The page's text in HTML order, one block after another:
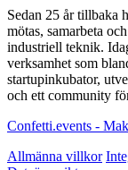
Sedan 25 år tillbaka
mötas, samarbeta
industriell teknik.
verksamhet som
startupinkubator,
och ett community
Confetti.events -
Allmänna villkor